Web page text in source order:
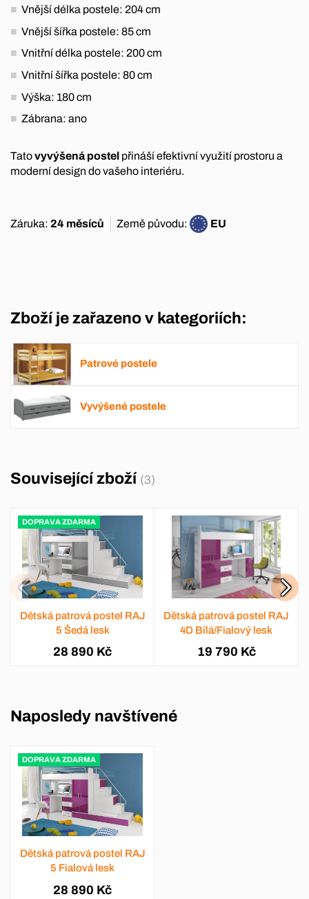
Vnější délka postele: 204 cm
Vnější šířka postele: 85 cm
Vnitřní délka postele: 200 cm
Vnitřní šířka postele: 80 cm
Výška: 180 cm
Zábrana: ano
Tatovyvýšená postel přináší efektivní využití prostoru a
moderní design do vašeho interiéru.
Záruka: 24 měsíců Země původu: EU
Zboží je zařazeno v kategoriích:
Patrové postele
Vyvýšené postele
Související zboží (3)
DOPRAVA ZDARMA
Dětská patrová postel RAJ
5 Šedá lesk
28 890 Kč
Dětská patrová postel RAJ
4D Bílá/Fialový lesk
19 790 Kč
Naposledy navštívené
DOPRAVA ZDARMA
Dětská patrová postel RAJ
5 Fialová lesk
28 890 Kč